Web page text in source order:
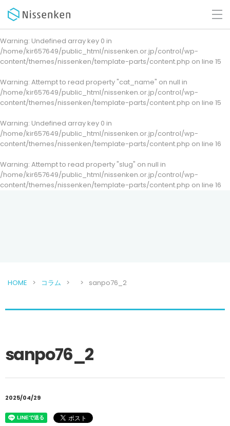
Warning: Undefined array key 0 in
/home/kir657649/public_html/nissenken.or.jp/control/wp-
content/themes/nissenken/template-parts/content.php on line 15
Warning: Attempt to read property "cat_name" on null in
/home/kir657649/public_html/nissenken.or.jp/control/wp-
content/themes/nissenken/template-parts/content.php on line 15
Warning: Undefined array key 0 in
/home/kir657649/public_html/nissenken.or.jp/control/wp-
content/themes/nissenken/template-parts/content.php on line 16
Warning: Attempt to read property "slug" on null in
/home/kir657649/public_html/nissenken.or.jp/control/wp-
content/themes/nissenken/template-parts/content.php on line 16
HOME コラム sanpo76_2
sanpo76_2
2025/04/29